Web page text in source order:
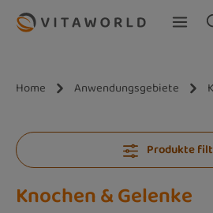
Zum Hauptinhalt springen
Home Anwendungsgebiete
Produkte
Knochen & Gelenke